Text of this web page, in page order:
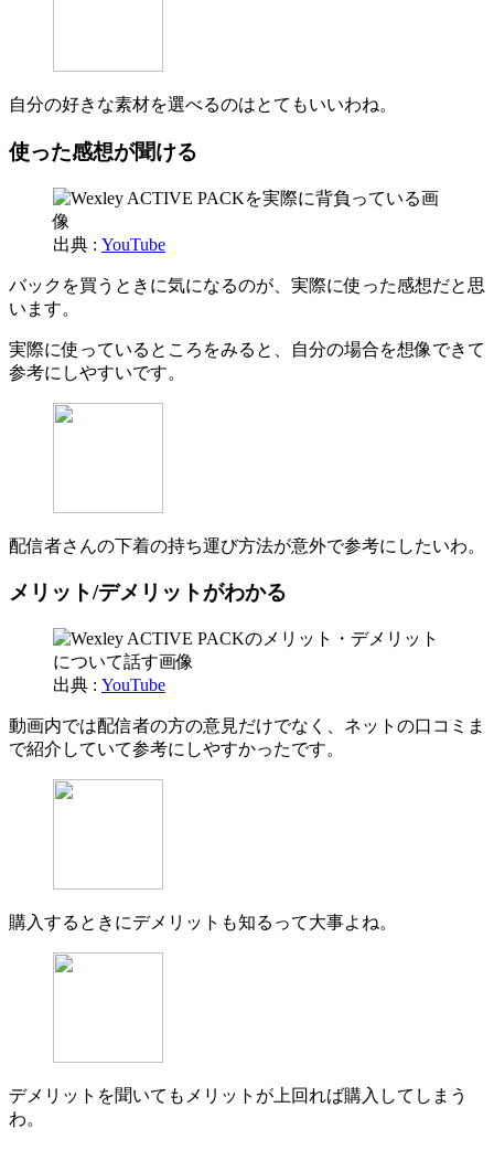
自分の好きな素材を選べるのはとてもいいわね。
使った感想が聞ける
出典 : YouTube
バックを買うときに気になるのが、実際に使った感想だと思
います。
実際に使っているところをみると、自分の場合を想像できて
参考にしやすいです。
配信者さんの下着の持ち運び方法が意外で参考にしたいわ。
メリット/デメリットがわかる
出典 : YouTube
動画内では配信者の方の意見だけでなく、ネットの口コミま
で紹介していて参考にしやすかったです。
購入するときにデメリットも知るって大事よね。
デメリットを聞いてもメリットが上回れば購入してしまう
わ。